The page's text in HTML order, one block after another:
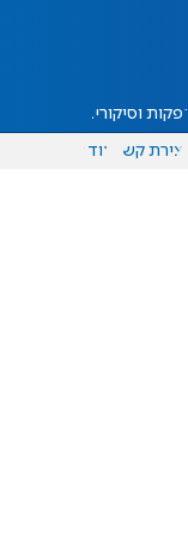
הפקות וסיקורים
יצירת קשר עוד